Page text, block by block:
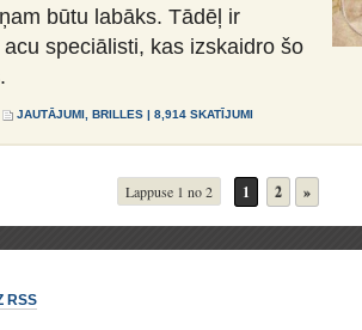
būtu labāks. Tādēļ ir
speciālisti, kas izskaidro šo
JAUTĀJUMI BRILLES | 8,914 SKATĪJUMI
Lappuse 1 no 2 1 2 »
RSS